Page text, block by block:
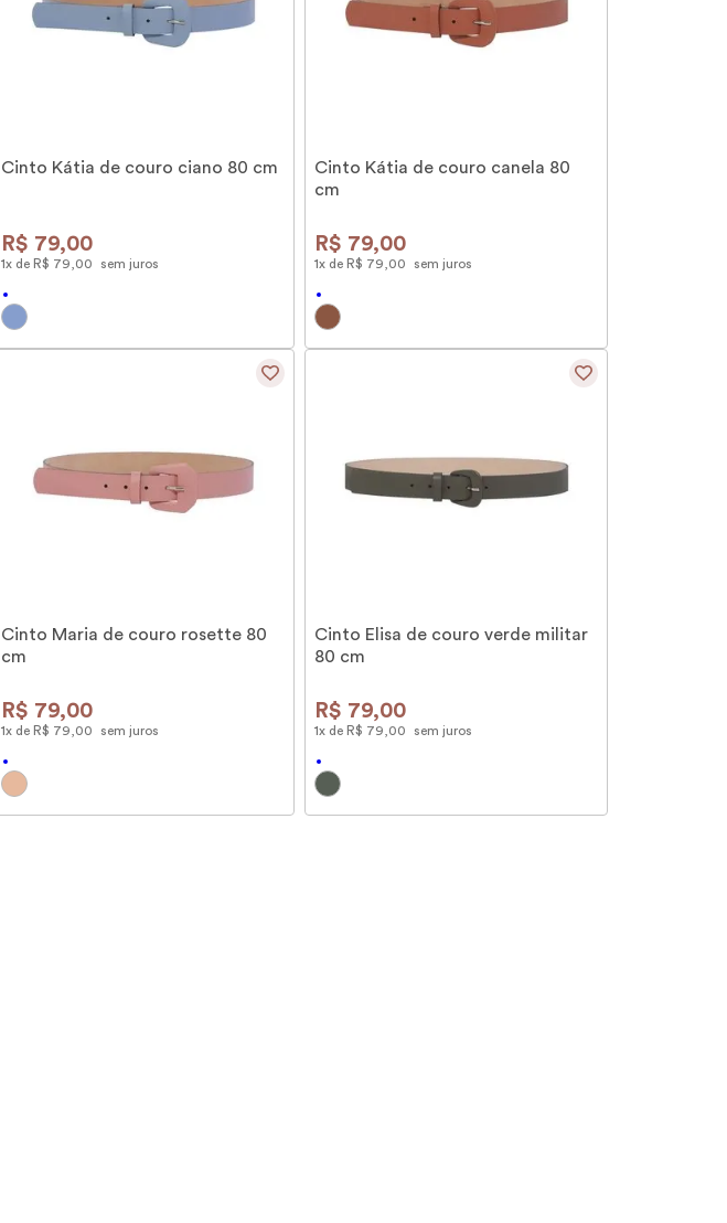
Cinto Kátia de couro ciano 80 cm
R$ 79,00
1x de R$ 79 00 sem juros
Cinto Kátia de couro canela 80
cm
R$ 79,00
1x de R$ 79 00 sem juros
Cinto Maria de couro rosette 80
cm
R$ 79,00
1x de R$ 79 00 sem juros
Cinto Elisa de couro verde militar
80 cm
R$ 79,00
1x de R$ 79 00 sem juros